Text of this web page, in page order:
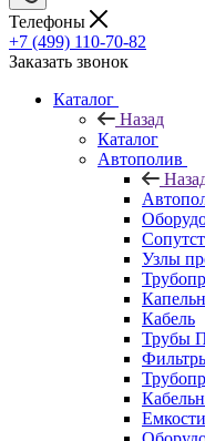
Телефоны
+7 (499) 110-70-82
Заказать звонок
Каталог
Назад
Каталог
Автополив
Узлы
Кабель
Трубы